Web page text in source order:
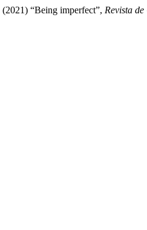
“Being imperfect”, Revista